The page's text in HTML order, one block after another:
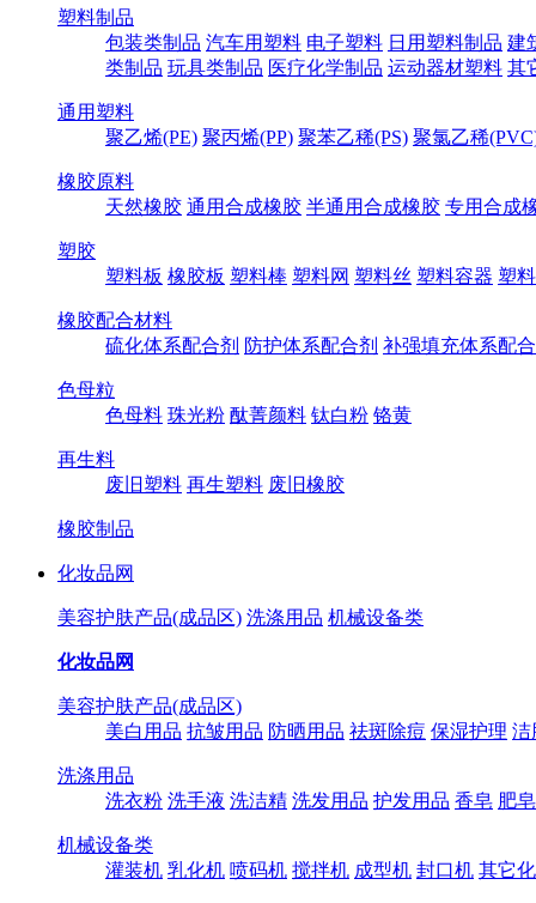
塑料制品
包装类制品 汽车用塑料 电子塑料 日用塑料制品 建
类制品 玩具类制品 医疗化学制品 运动器材塑料 其
通用塑料
聚乙烯(PE) 聚丙烯(PP) 聚苯乙稀(PS) 聚氯乙稀
橡胶原料
天然橡胶 通用合成橡胶 半通用合成橡胶 专用合成
塑胶
塑料板 橡胶板 塑料棒 塑料网 塑料丝 塑料容器 塑
橡胶配合材料
硫化体系配合剂 防护体系配合剂 补强填充体系配
色母粒
色母料 珠光粉 酞菁颜料 钛白粉 铬黄
再生料
废旧塑料 再生塑料 废旧橡胶
橡胶制品
化妆品网
美容护肤产品(成品区) 洗涤用品 机械设备类
化妆品网
美容护肤产品(成品区)
美白用品 抗皱用品 防晒用品 祛斑除痘 保湿护理 洁
洗涤用品
洗衣粉 洗手液 洗洁精 洗发用品 护发用品 香皂 肥皂
机械设备类
灌装机 乳化机 喷码机 搅拌机 成型机 封口机 其它